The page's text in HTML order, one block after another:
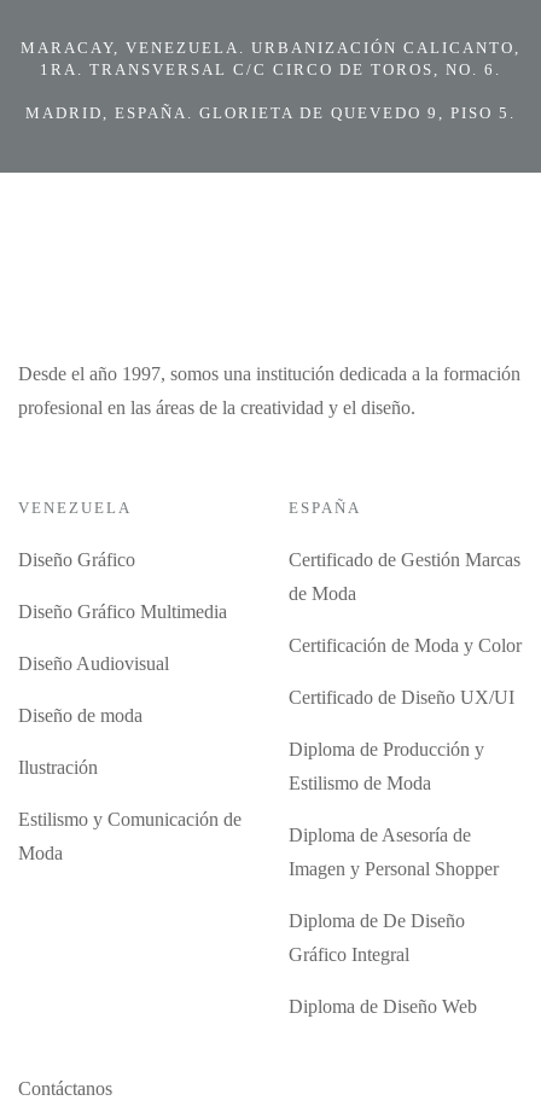
MARACAY, VENEZUELA. URBANIZACIÓN CALICANTO,
1RA. TRANSVERSAL C/C CIRCO DE TOROS, NO. 6.
MADRID, ESPAÑA. GLORIETA DE QUEVEDO 9, PISO 5.
Desde el año 1997, somos una institución dedicada a la formación
profesional en las áreas de la creatividad y el diseño.
VENEZUELA
Diseño Gráfico
Diseño Gráfico Multimedia
Diseño Audiovisual
Diseño de moda
Ilustración
Estilismo y Comunicación de
Moda
ESPAÑA
Certificado de Gestión Marcas
de Moda
Certificación de Moda y Color
Certificado de Diseño UX/UI
Diploma de Producción y
Estilismo de Moda
Diploma de Asesoría de
Imagen y Personal Shopper
Diploma de De Diseño
Gráfico Integral
Diploma de Diseño Web
Contáctanos